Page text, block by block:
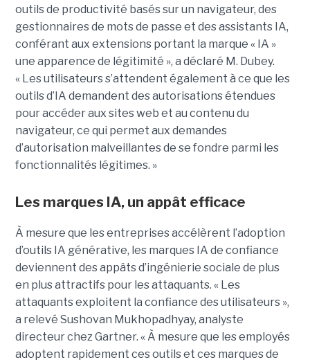
outils de productivité basés sur un navigateur, des
gestionnaires de mots de passe et des assistants IA,
conférant aux extensions portant la marque « IA »
une apparence de légitimité », a déclaré M. Dubey.
« Les utilisateurs s’attendent également à ce que les
outils d’IA demandent des autorisations étendues
pour accéder aux sites web et au contenu du
navigateur, ce qui permet aux demandes
d’autorisation malveillantes de se fondre parmi les
fonctionnalités légitimes. »
Les marques IA, un appât efficace
À mesure que les entreprises accélèrent l’adoption
d’outils IA générative, les marques IA de confiance
deviennent des appâts d’ingénierie sociale de plus
en plus attractifs pour les attaquants. « Les
attaquants exploitent la confiance des utilisateurs »,
a relevé Sushovan Mukhopadhyay, analyste
directeur chez Gartner. « À mesure que les employés
adoptent rapidement ces outils et ces marques de